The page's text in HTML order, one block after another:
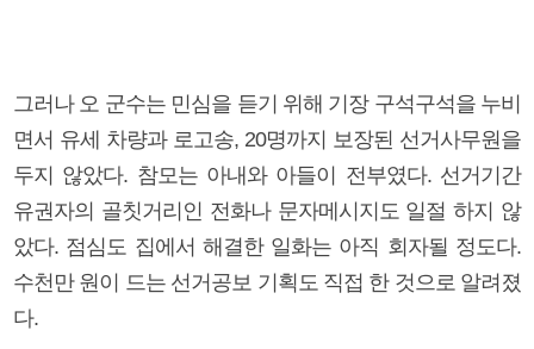
그러나 오 군수는 민심을 듣기 위해 기장 구석구석을 누비
면서 유세 차량과 로고송, 20명까지 보장된 선거사무원을
두지 않았다. 참모는 아내와 아들이 전부였다. 선거기간
유권자의 골칫거리인 전화나 문자메시지도 일절 하지 않
았다. 점심도 집에서 해결한 일화는 아직 회자될 정도다.
수천만 원이 드는 선거공보 기획도 직접 한 것으로 알려졌
다.